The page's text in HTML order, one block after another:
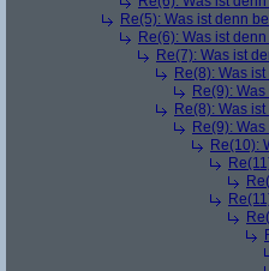
Re(5): Was ist denn
Re(6): Was ist
Re(7): Was ist
Re(8): Was
Re(9):
Re(8): Was
Re(9):
Re(10):